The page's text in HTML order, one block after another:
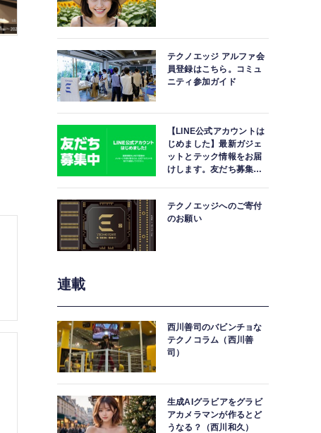
テクノエッジ アルファ会
員登録はこちら。コミュ
ニティ参加ガイド
【LINE公式アカウントは
じめました】最新ガジェ
ットとテック情報をお届
けします。友だち募集
テクノエッジへのご寄付
のお願い
連載
西川善司のバビンチョな
テクノコラム（西川善
司）
生成AIグラビアをグラビ
アカメラマンが作るとど
うなる？（西川和久）